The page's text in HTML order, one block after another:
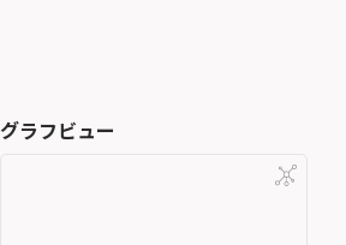
グラフビュー